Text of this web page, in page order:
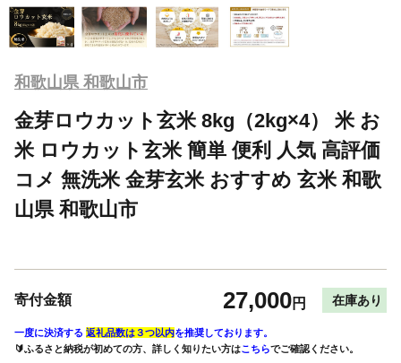
和歌山県 和歌山市
金芽ロウカット玄米 8kg（2kg×4） 米 お
米 ロウカット玄米 簡単 便利 人気 高評価
コメ 無洗米 金芽玄米 おすすめ 玄米 和歌
山県 和歌山市
寄付金額 27,000円 在庫あり
一度に決済する 返礼品数は３つ以内を推奨しております。
🔰ふるさと納税が初めての方、詳しく知りたい方はこちらでご確認ください。